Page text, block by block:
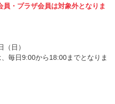
・プラザ会員は対象外となりま
日）
毎日9:00から18:00までとなりま